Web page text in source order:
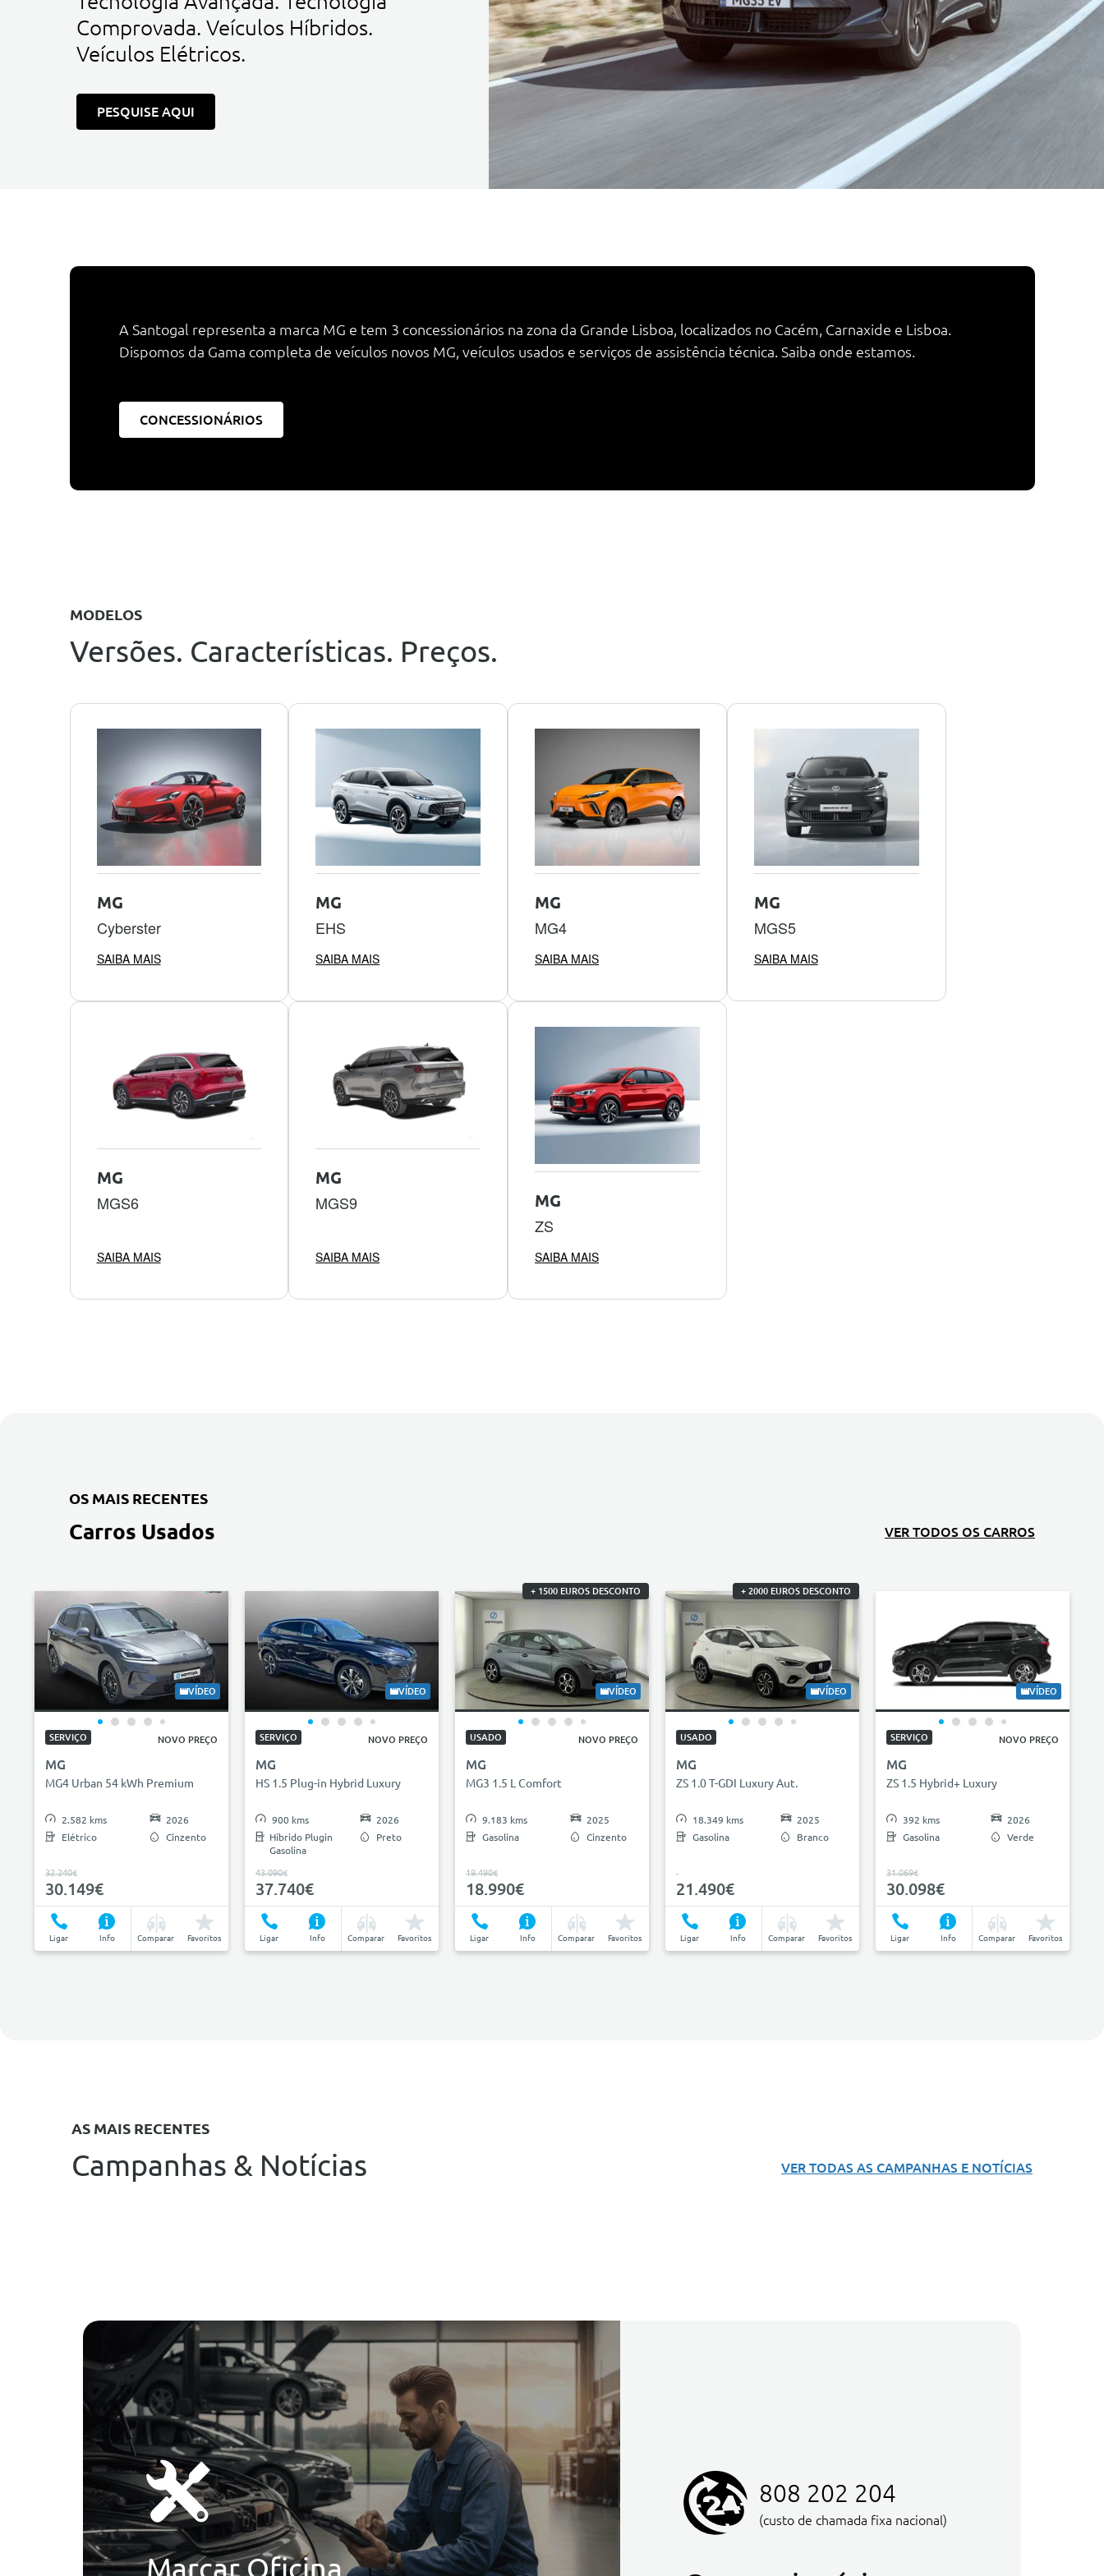
Comprovada. Veículos Híbridos.
Veículos Elétricos.
PESQUISE AQUI
A Santogal representa a marca MG e tem 3 concessionários na zona da Grande Lisboa, localizados no Cacém, Carnaxide e Lisboa.
Dispomos da Gama completa de veículos novos MG, veículos usados e serviços de assistência técnica. Saiba onde estamos.
CONCESSIONÁRIOS
MODELOS
Versões. Características. Preços.
MG
Cyberster
SAIBA MAIS
MG
EHS
SAIBA MAIS
MG
MG4
SAIBA MAIS
MG
MGS5
SAIBA MAIS
MG
MGS6
SAIBA MAIS
MG
MGS9
SAIBA MAIS
MG
ZS
SAIBA MAIS
OS MAIS RECENTES
Carros Usados VER TODOS OS CARROS
VÍDEO
SERVIÇO NOVO PREÇO
MG
MG4 Urban 54 kWh Premium
2.582 kms
Elétrico
2026
Cinzento
32.240€
30.149€
Ligar Info Comparar Favoritos
VÍDEO
SERVIÇO NOVO PREÇO
MG
HS 1.5 Plug-in Hybrid Luxury
900 kms
Híbrido Plugin
Gasolina
2026
Preto
43.090€
37.740€
Ligar Info Comparar Favoritos
+ 1500 EUROS DESCONTO
VÍDEO
USADO NOVO PREÇO
MG
MG3 1.5 L Comfort
9.183 kms
Gasolina
2025
Cinzento
19.490€
18.990€
Ligar Info Comparar Favoritos
+ 2000 EUROS DESCONTO
VÍDEO
USADO
MG
ZS 1.0 T-GDI Luxury Aut.
18.349 kms
Gasolina
2025
Branco
21.490€
Ligar Info Comparar Favoritos
VÍDEO
SERVIÇO NOVO PREÇO
MG
ZS 1.5 Hybrid+ Luxury
392 kms
Gasolina
2026
Verde
31.069€
30.098€
Ligar Info Comparar Favoritos
AS MAIS RECENTES
Campanhas & Notícias VER TODAS AS CAMPANHAS E NOTÍCIAS
Marcar Oficina
808 202 204
(custo de chamada fixa nacional)